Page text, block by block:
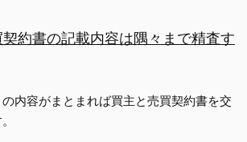
約書の記載内容は隅々まで精査す
内容がまとまれば買主と売買契約書を交